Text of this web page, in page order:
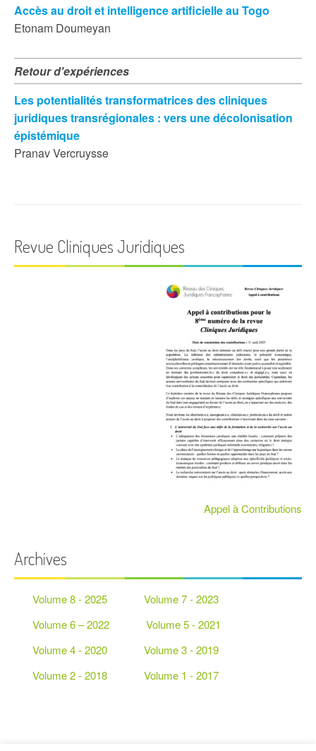
Accès au droit et intelligence artificielle au Togo
Etonam Doumeyan
Retour d'expériences
Les potentialités transformatrices des cliniques
juridiques transrégionales : vers une décolonisation
épistémique
Pranav Vercruysse
Revue Cliniques Juridiques
Appel à Contributions
Archives
Volume 8 - 2025
Volume 7 - 2023
Volume 6 – 2022
Volume 5 - 2021
Volume 4 - 2020
Volume 3 - 2019
Volume 2 - 2018
Volume 1 - 2017